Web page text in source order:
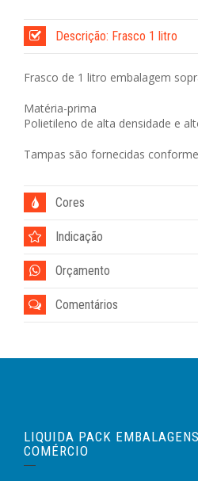
Descrição: Frasco 1 litro
Frasco de 1 litro embalagem
Matéria-prima
Polietileno de alta densidade e
Tampas são fornecidas
Cores
Indicação
Orçamento
Comentários
LIQUIDA PACK
COMÉRCIO